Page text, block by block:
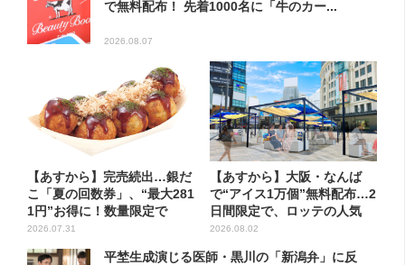
で無料配布！ 先着1000名に「牛のカー...
2026.08.07
【あすから】完売続出…銀だ
こ「夏の回数券」、“最大281
1円”お得に！数量限定で
2026.07.31
【あすから】大阪・なんば
で“アイス1万個”無料配布…2
日間限定で、ロッテの人気
商...
2026.08.02
平埜生成演じる医師・黒川の「新潟弁」に反